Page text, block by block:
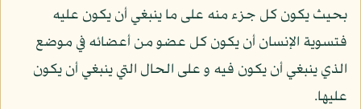
بحيث يكون كل جزء منه على ما ينبغي أن يكون عليه
فتسوية الإنسان أن يكون كل عضو من أعضائه في موضع
الذي ينبغي أن يكون فيه و على الحال التي ينبغي أن يكون
عليها.